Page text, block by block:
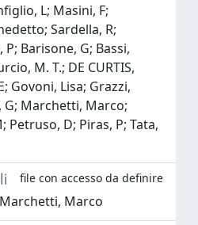
L; Masini, F;
Sardella, R;
Barisone, G; Bassi,
M. T.; DE CURTIS,
Govoni, Lisa; Grazzi,
Marchetti, Marco;
Petruso, D; Piras, P; Tata,
file con accesso da definire
Marco